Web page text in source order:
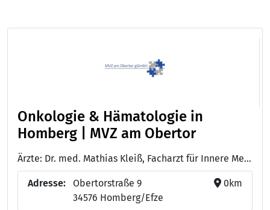
Onkologie & Hämatologie in
Homberg | MVZ am Obertor
Ärzte: Dr. med. Mathias Kleiß, Facharzt für Innere Medizin, Hämatologie und Onkologie - Dr. med. Tobias Schelberger, Facharzt für innere Medizin und Gastroenterologie
Adresse:
Obertorstraße 9
34576 Homberg/Efze
0km